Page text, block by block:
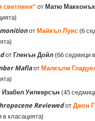
светлини” от Матю
от Майкъл Луис (6
от Гленън Дойл (66 седмици
Mafia от Малкълм
Изабел Уилкерсън (45
Reviewed отДжон
в класацията)